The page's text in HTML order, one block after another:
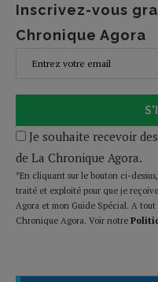
Inscrivez-vous
Chronique Agora
Je souhaite recevoir
de La Chronique Agora.
*En cliquant sur le bouton ci-
traité et exploité pour que je
Agora et mon Guide Spécial. A
Chronique Agora. Voir notre